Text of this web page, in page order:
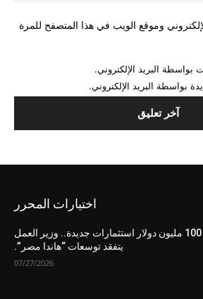
وموقع الويب في هذا المتصفح للمرة
بواسطة البريد الإلكتروني.
بواسطة البريد الإلكتروني.
اختيارات المحرر
100 مليون دولار استثمارات جديدة.. وزير العمل
يتفقد توسعات “هاندا مصر”.
07/27/2026